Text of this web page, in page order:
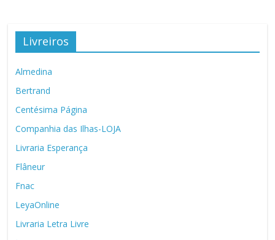
Livreiros
Almedina
Bertrand
Centésima Página
Companhia das Ilhas-LOJA
Livraria Esperança
Flâneur
Fnac
LeyaOnline
Livraria Letra Livre